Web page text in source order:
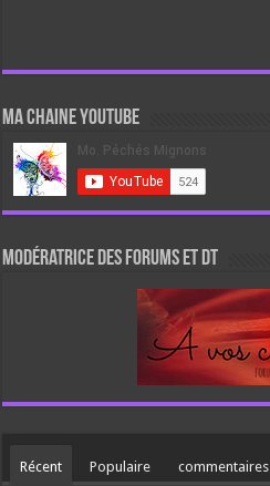
Ma chaine Youtube
Modératrice des forums et DT
Récent Populaire commentaires